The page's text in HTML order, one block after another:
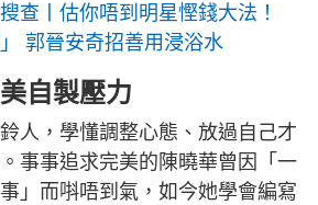
查丨估你唔到明星慳錢大法！
郭晉安奇招善用浸浴水
自製壓力
人，學懂調整心態、放過自己才
事事追求完美的陳曉華曾因「一
」而唞唔到氣，如今她學會編寫